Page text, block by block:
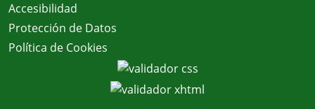
Accesibilidad
Protección de Datos
Política de Cookies